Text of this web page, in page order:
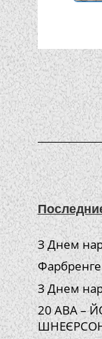
З Днем
З Днем
20 АВА –